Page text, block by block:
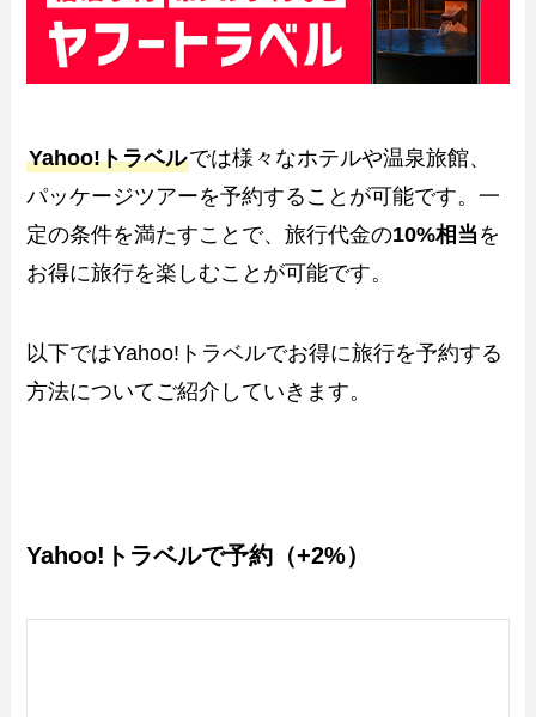
Yahoo!トラベルでは様々なホテルや温泉旅館、
パッケージツアーを予約することが可能です。一
定の条件を満たすことで、旅行代金の10%相当 を
お得に旅行を楽しむことが可能です。
以下ではYahoo!トラベルでお得に旅行を予約する
方法についてご紹介していきます。
Yahoo!トラベルで予約（+2%）